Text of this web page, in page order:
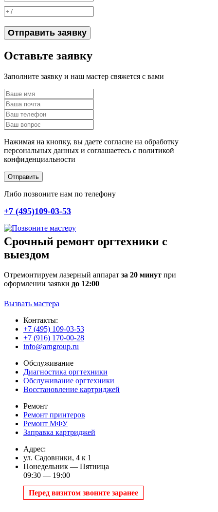
Отправить заявку
Оставьте заявку
Заполните заявку и наш мастер свяжется с вами
Нажимая на кнопку, вы даете согласие на обработку
персональных данных и соглашаетесь c политикой
конфиденциальности
Отправить
Либо позвоните нам по телефону
+7 (495)109-03-53
Срочный ремонт оргтехники с
выездом
Отремонтируем лазерный аппарат за 20 минут при
оформлении заявки до 12:00
Вызвать мастера
Контакты:
+7 (495) 109-03-53
+7 (916) 170-00-28
info@arngroup.ru
Обслуживание
Диагностика оргтехники
Обслуживание оргтехники
Восстановление картриджей
Ремонт
Ремонт принтеров
Ремонт МФУ
Заправка картриджей
Адрес:
ул. Садовники, 4 к 1
Понедельник — Пятница
09:30 — 19:00
Перед визитом звоните заранее